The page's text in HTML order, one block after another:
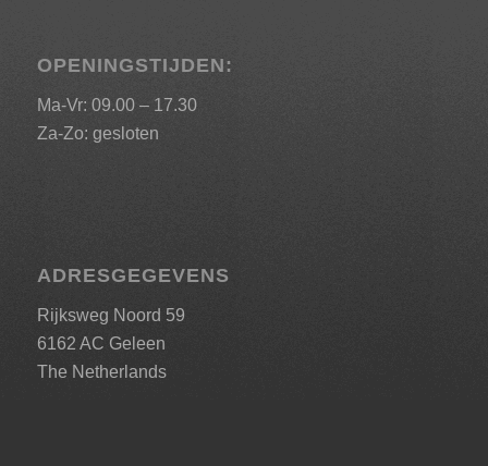
OPENINGSTIJDEN:
Ma-Vr: 09.00 – 17.30
Za-Zo: gesloten
ADRESGEGEVENS
Rijksweg Noord 59
6162 AC Geleen
The Netherlands